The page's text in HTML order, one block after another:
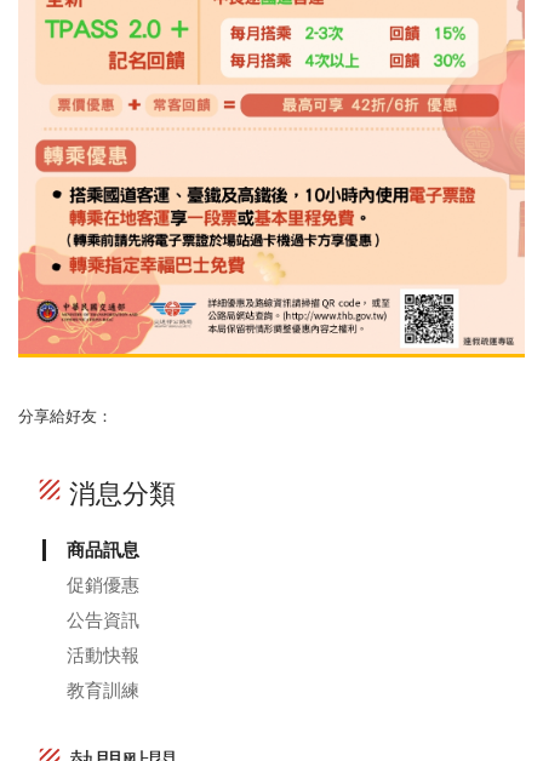
分享給好友：
texture 消息分類
商品訊息
促銷優惠
公告資訊
活動快報
教育訓練